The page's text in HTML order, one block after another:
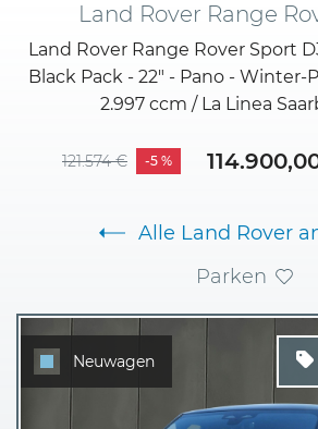
Land Rover Range
Land Rover Range Rover Sport
Black Pack - 22" - Pano - Winter-
2.997 ccm / La Linea
121.574 € -5 %
Alle Land Rover
Parken
Neuwagen